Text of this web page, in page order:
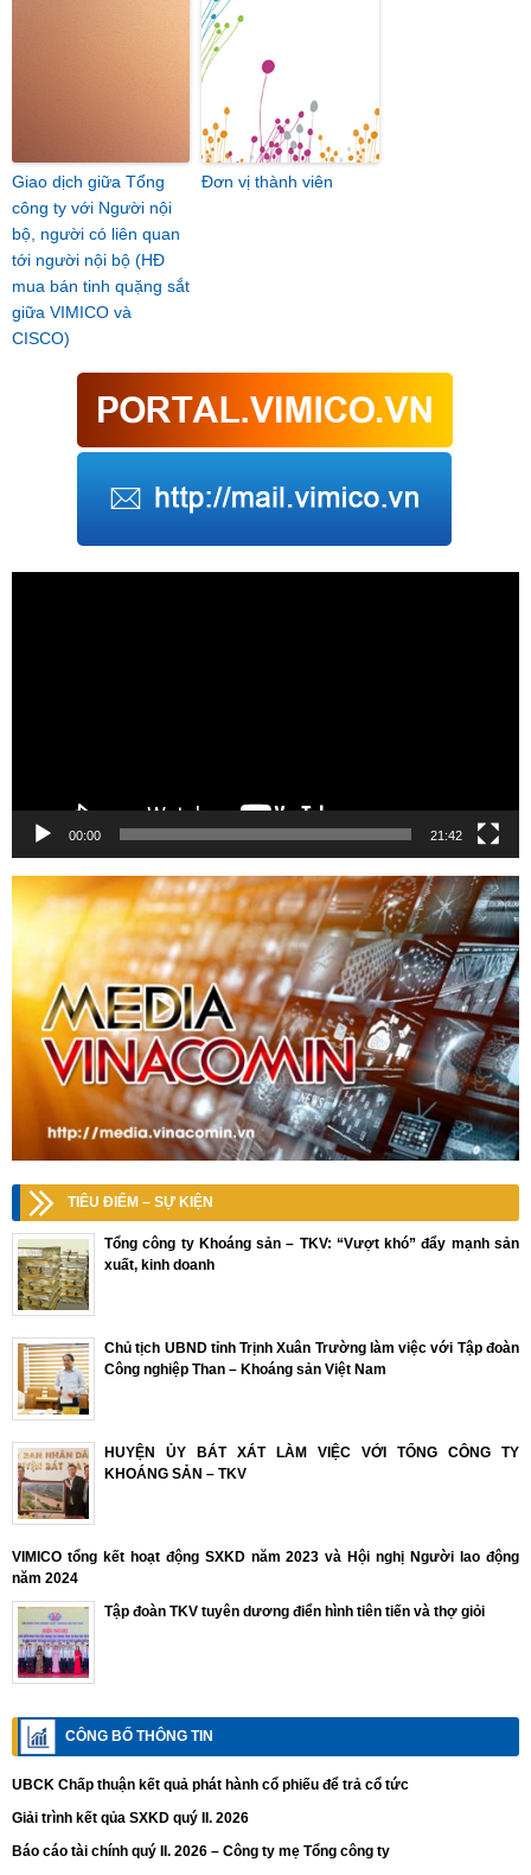
Giao dịch giữa Tổng
công ty với Người nội
bộ, người có liên quan
tới người nội bộ (HĐ
mua bán tinh quặng sắt
giữa VIMICO và
CISCO)
Đơn vị thành viên
00:00 21:42
TIÊU ĐIỂM – SỰ KIỆN
Tổng công ty Khoáng sản – TKV: “Vượt khó” đẩy mạnh sản
xuất, kinh doanh
Chủ tịch UBND tỉnh Trịnh Xuân Trường làm việc với Tập đoàn
Công nghiệp Than – Khoáng sản Việt Nam
HUYỆN ỦY BÁT XÁT LÀM VIỆC VỚI TỔNG CÔNG TY
KHOÁNG SẢN – TKV
VIMICO tổng kết hoạt động SXKD năm 2023 và Hội nghị Người lao động
năm 2024
Tập đoàn TKV tuyên dương điển hình tiên tiến và thợ giỏi
CÔNG BỐ THÔNG TIN
UBCK Chấp thuận kết quả phát hành cổ phiếu để trả cổ tức
Giải trình kết qủa SXKD quý II. 2026
Báo cáo tài chính quý II. 2026 – Công ty mẹ Tổng công ty